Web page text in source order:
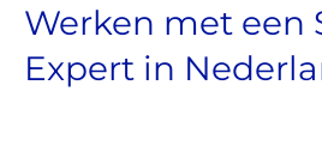
Werken met een
Expert in